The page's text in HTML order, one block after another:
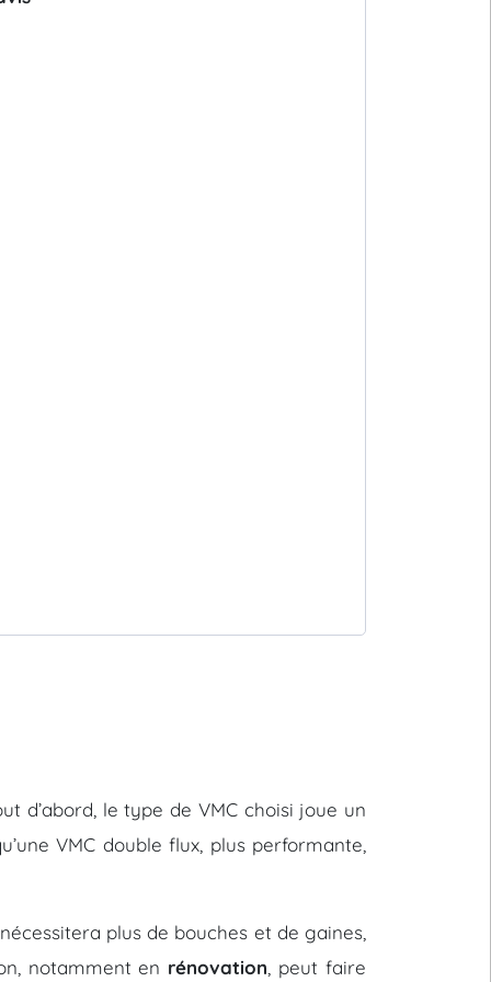
d’abord, le type de VMC choisi joue un
VMC double flux, plus performante,
plus de bouches et de gaines,
notamment en rénovation , peut faire